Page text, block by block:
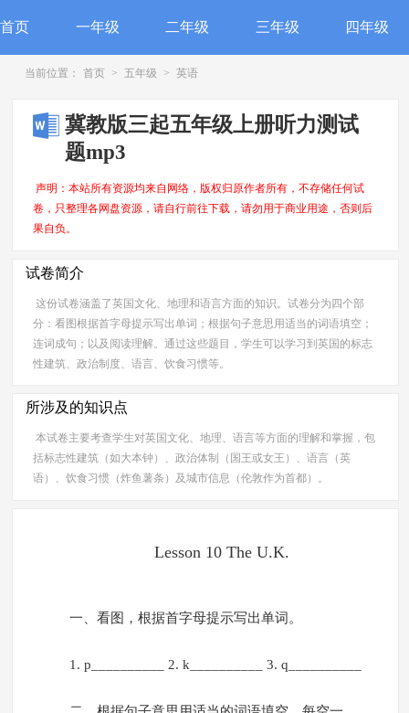
首页 一年级 二年级 三年级 四年级
当前位置： 首页 > 五年级 > 英语
冀教版三起五年级上册听力测试
题mp3
声明：本站所有资源均来自网络，版权归原作者所有，不存储任何试
卷，只整理各网盘资源，请自行前往下载，请勿用于商业用途，否则后
果自负。
试卷简介
这份试卷涵盖了英国文化、地理和语言方面的知识。试卷分为四个部
分：看图根据首字母提示写出单词；根据句子意思用适当的词语填空；
连词成句；以及阅读理解。通过这些题目，学生可以学习到英国的标志
性建筑、政治制度、语言、饮食习惯等。
所涉及的知识点
本试卷主要考查学生对英国文化、地理、语言等方面的理解和掌握，包
括标志性建筑（如大本钟）、政治体制（国王或女王）、语言（英
语）、饮食习惯（炸鱼薯条）及城市信息（伦敦作为首都）。
Lesson 10 The U.K.
一、看图，根据首字母提示写出单词。
1. p__________ 2. k__________ 3. q__________